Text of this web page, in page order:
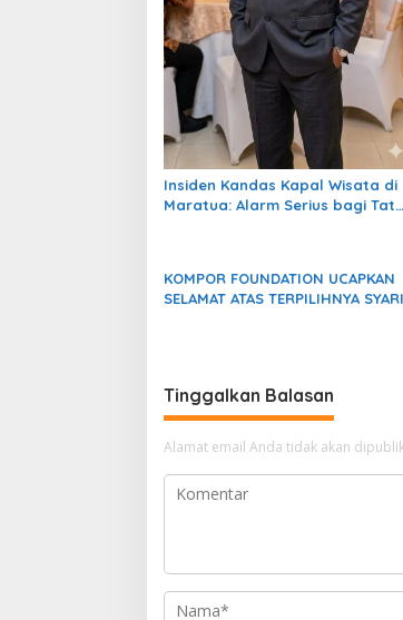
Insiden Kandas Kapal Wisata di
Maratua: Alarm Serius bagi Tata
KOMPOR FOUNDATION UCAPKAN
SELAMAT ATAS TERPILIHNYA
Tinggalkan Balasan
Alamat email Anda tidak akan